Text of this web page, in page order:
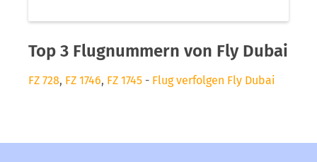
Top 3 Flugnummern von Fly Dubai
FZ 728, FZ 1746, FZ 1745 - Flug verfolgen Fly Dubai